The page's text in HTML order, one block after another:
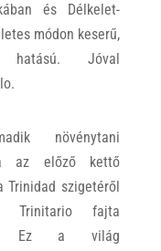
és Délkelet-
módon keserű,
hatású. Jóval
növénytani
az előző kettő
Trinidad szigetéről
Trinitario fajta
Ez a világ